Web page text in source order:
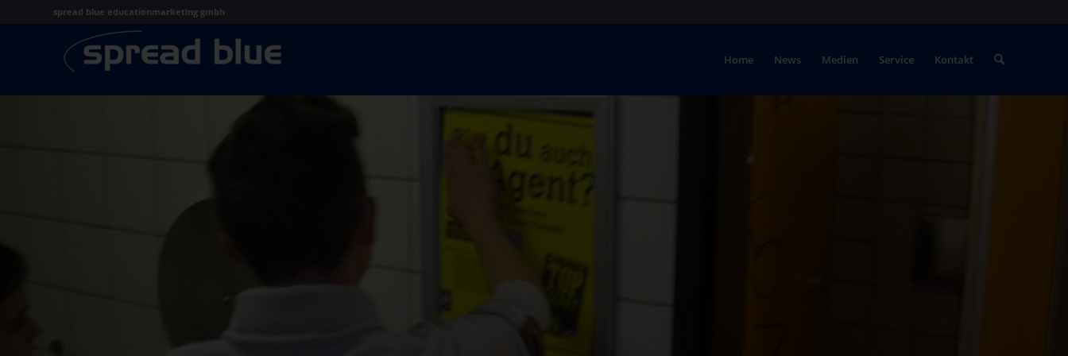
spread blue educationmarketing gmbh
Home News Medien Service Kontakt